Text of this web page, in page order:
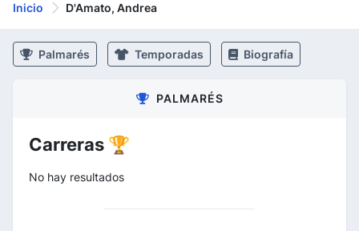
Inicio D'Amato, Andrea
Palmarés Temporadas Biografía
PALMARÉS
Carreras 🏆
No hay resultados